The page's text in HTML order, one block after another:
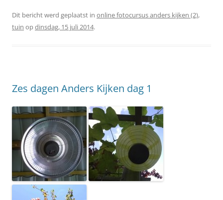
Dit bericht werd geplaatst in online fotocursus anders kijken (2),
tuin opdinsdag, 15 juli 2014.
Zes dagen Anders Kijken dag 1